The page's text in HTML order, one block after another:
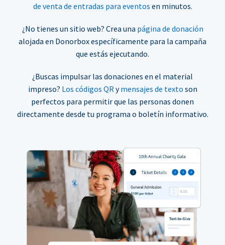
de venta de entradas para eventos en minutos.
¿No tienes un sitio web? Crea una página de donación
alojada en Donorbox específicamente para la campaña
que estás ejecutando.
¿Buscas impulsar las donaciones en el material
impreso? Los códigos QRymensajes de texto son
perfectos para permitir que las personas donen
directamente desde tu programa o boletín informativo.